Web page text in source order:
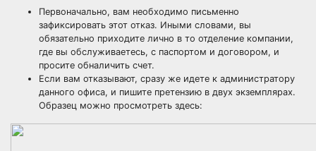
Первоначально, вам необходимо письменно
зафиксировать этот отказ. Иными словами, вы
обязательно приходите лично в то отделение компании,
где вы обслуживаетесь, с паспортом и договором, и
просите обналичить счет.
Если вам отказывают, сразу же идете к администратору
данного офиса, и пишите претензию в двух экземплярах.
Образец можно просмотреть здесь: